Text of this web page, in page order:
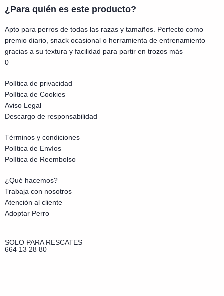
¿Para quién es este producto?
Apto para perros de todas las razas y tamaños. Perfecto como
premio diario, snack ocasional o herramienta de entrenamiento
gracias a su textura y facilidad para partir en trozos más
0
Política de privacidad
Política de Cookies
Aviso Legal
Descargo de responsabilidad
Términos y condiciones
Política de Envíos
Política de Reembolso
¿Qué hacemos?
Trabaja con nosotros
Atención al cliente
Adoptar Perro
SOLO PARA RESCATES
664 13 28 80